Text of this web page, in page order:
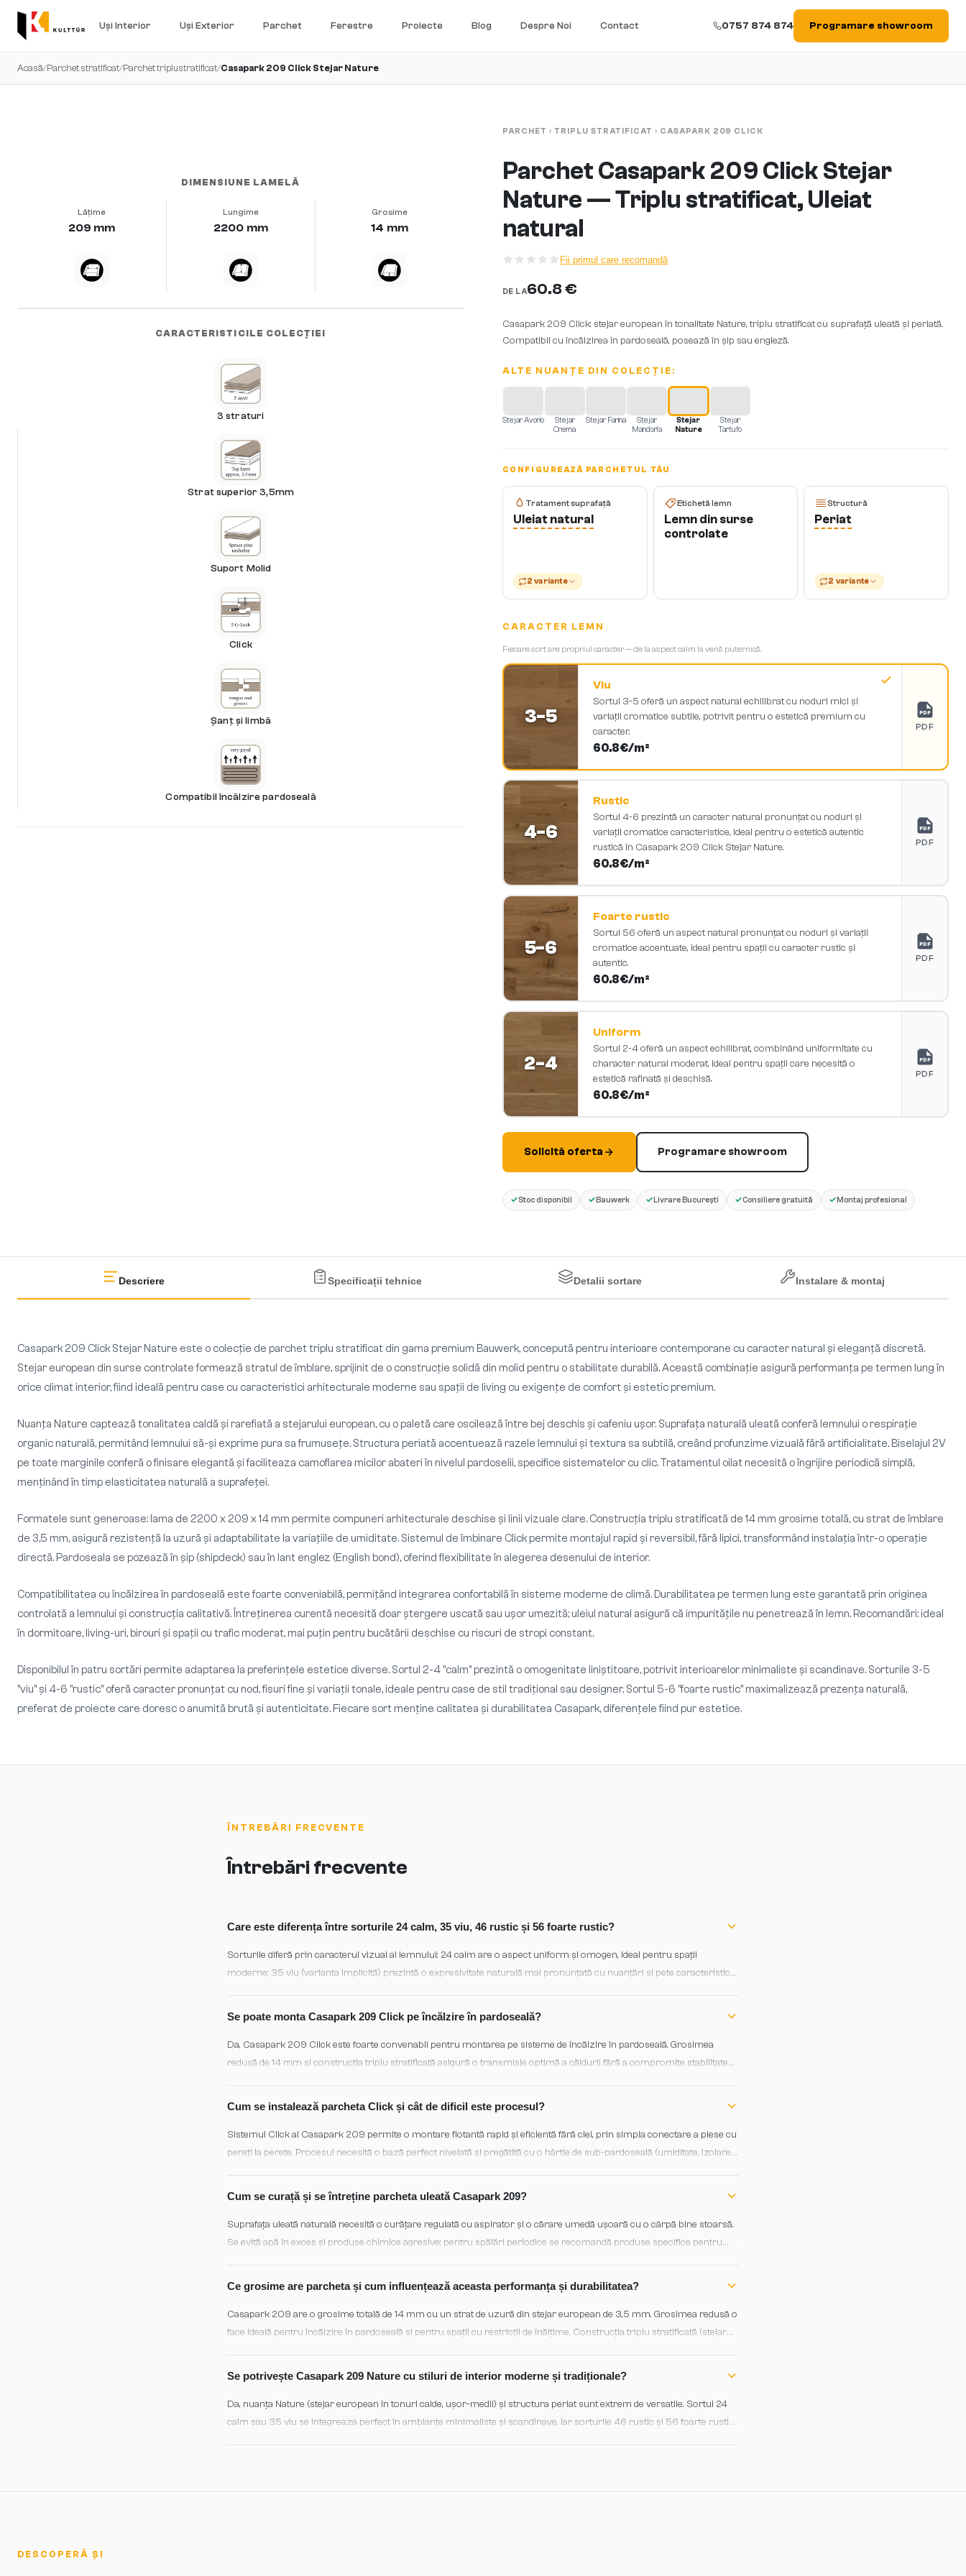
Uși Interior Uși Exterior Parchet Ferestre Proiecte Blog Despre Noi Contact 0757 874 874 Programare showroom
Acasă/Parchet stratificat/Parchet triplustratificat/Casapark 209 Click Stejar Nature
DIMENSIUNE LAMELĂ
Lățime
209 mm
Lungime
2200 mm
Grosime
14 mm
CARACTERISTICILE COLECȚIEI
3 straturi
Strat superior 3,5mm
Suport Molid
Click
Șanț și limbă
Compatibil încălzire pardoseală
PARCHET › TRIPLU STRATIFICAT › CASAPARK 209 CLICK
Parchet Casapark 209 Click Stejar
Nature — Triplu stratificat, Uleiat
natural
Fii primul care recomandă
DE LA60.8 €
Casapark 209 Click: stejar european în tonalitate Nature, triplu stratificat cu suprafață uleată și periată.
Compatibil cu încălzirea în pardoseală, posează în șip sau engleză.
ALTE NUANȚE DIN COLECȚIE:
Stejar Avorio
Stejar
Crema
Stejar Farina
Stejar
Mandorla
Stejar
Nature
Stejar
Tartufo
CONFIGUREAZĂ PARCHETUL TĂU
Tratament suprafață
Uleiat natural
2 variante
Etichetă lemn
Lemn din surse
controlate
Structură
Periat
2 variante
CARACTER LEMN
Fiecare sort are propriul caracter — de la aspect calm la venă puternică.
3-5
Viu
Sortul 3-5 oferă un aspect natural echilibrat cu noduri mici și
variații cromatice subtile, potrivit pentru o estetică premium cu
caracter.
60.8€/m²
PDF
PDF
4-6
Rustic
Sortul 4-6 prezintă un caracter natural pronunțat cu noduri și
variații cromatice caracteristice, ideal pentru o estetică autentic
rustică în Casapark 209 Click Stejar Nature.
60.8€/m²
PDF
PDF
5-6
Foarte rustic
Sortul 56 oferă un aspect natural pronunțat cu noduri și variații
cromatice accentuate, ideal pentru spații cu caracter rustic și
autentic.
60.8€/m²
PDF
PDF
2-4
Uniform
Sortul 2-4 oferă un aspect echilibrat, combinând uniformitate cu
character natural moderat. Ideal pentru spații care necesită o
estetică rafinată și deschisă.
60.8€/m²
PDF
PDF
Solicită oferta Programare showroom
✓Stoc disponibil ✓ Bauwerk ✓ Livrare București ✓Consiliere gratuită ✓ Montaj profesional
Descriere Specificații tehnice Detalii sortare Instalare & montaj
Casapark 209 Click Stejar Nature este o colecție de parchet triplu stratificat din gama premium Bauwerk, concepută pentru interioare contemporane cu caracter natural și eleganță discretă.
Stejar european din surse controlate formează stratul de îmblare, sprijinit de o construcție solidă din molid pentru o stabilitate durabilă. Această combinație asigură performanța pe termen lung în
orice climat interior, fiind ideală pentru case cu caracteristici arhitecturale moderne sau spații de living cu exigențe de comfort și estetic premium.
Nuanța Nature captează tonalitatea caldă și rarefiată a stejarului european, cu o paletă care oscilează între bej deschis și cafeniu ușor. Suprafața naturală uleată conferă lemnului o respirație
organic naturală, permitând lemnului să-și exprime pura sa frumusețe. Structura periată accentuează razele lemnului și textura sa subtilă, creând profunzime vizuală fără artificialitate. Biselajul 2V
pe toate marginile conferă o finisare elegantă și faciliteaza camoflarea micilor abateri în nivelul pardoselii, specifice sistematelor cu clic. Tratamentul oilat necesită o îngrijire periodică simplă,
menținând în timp elasticitatea naturală a suprafeței.
Formatele sunt generoase: lama de 2200 x 209 x 14 mm permite compuneri arhitecturale deschise și linii vizuale clare. Construcția triplu stratificată de 14 mm grosime totală, cu strat de îmblare
de 3,5 mm, asigură rezistență la uzură și adaptabilitate la variațiile de umiditate. Sistemul de îmbinare Click permite montajul rapid și reversibil, fără lipici, transformând instalația într-o operație
directă. Pardoseala se pozează în șip (shipdeck) sau în lant englez (English bond), oferind flexibilitate în alegerea desenului de interior.
Compatibilitatea cu încălzirea în pardoseală este foarte conveniabilă, permițând integrarea confortabilă în sisteme moderne de climă. Durabilitatea pe termen lung este garantată prin originea
controlată a lemnului și construcția calitativă. Întreținerea curentă necesită doar ștergere uscată sau ușor umezită; uleiul natural asigură că impuritățile nu penetrează în lemn. Recomandări: ideal
în dormitoare, living-uri, birouri și spații cu trafic moderat, mai puțin pentru bucătării deschise cu riscuri de stropi constant.
Disponibilul în patru sortări permite adaptarea la preferințele estetice diverse. Sortul 2-4 "calm" prezintă o omogenitate liniștitoare, potrivit interioarelor minimaliste și scandinave. Sorturile 3-5
"viu" și 4-6 "rustic" oferă caracter pronunțat cu nod, fisuri fine și variații tonale, ideale pentru case de stil tradițional sau designer. Sortul 5-6 "foarte rustic" maximalizează prezența naturală,
preferat de proiecte care doresc o anumită brută și autenticitate. Fiecare sort menține calitatea și durabilitatea Casapark, diferențele fiind pur estetice.
ÎNTREBĂRI FRECVENTE
Întrebări frecvente
Care este diferența între sorturile 24 calm, 35 viu, 46 rustic și 56 foarte rustic?
Sorturile diferă prin caracterul vizual al lemnului: 24 calm are o aspect uniform și omogen, ideal pentru spații
moderne; 35 viu (varianta implicită) prezintă o expresivitate naturală mai pronunțată cu nuanțări și pete caracteristice
accentuate, creând o ambianță rustică autentică. Alegerea depinde de preferința dvs. pentru eleganta discreție sau
Se poate monta Casapark 209 Click pe încălzire în pardoseală?
Da, Casapark 209 Click este foarte convenabil pentru montarea pe sisteme de încălzire în pardoseală. Grosimea
redusă de 14 mm și construcția triplu stratificată asigură o transmisie optimă a căldurii fără a compromite stabilitatea.
prealabilă a materialului.
Cum se instalează parcheta Click și cât de dificil este procesul?
Sistemul Click al Casapark 209 permite o montare flotantă rapid și eficientă fără clei, prin simpla conectare a piese cu
pereți la perete. Procesul necesită o bază perfect nivelată și pregătită cu o hârtie de sub-pardoseală (umiditate, izolare).
complete. Modelul Shipdeck/English permite poziționarea în straturi alternante pentru aspectul clasic.
Cum se curață și se întreține parcheta uleată Casapark 209?
Suprafața uleată naturală necesită o curățare regulată cu aspirator și o cărare umedă ușoară cu o cârpă bine stoarsă.
Se evită apă în exces și produse chimice agresive; pentru spălări periodice se recomandă produse specifice pentru
de întreținere Bauwerk pentru a revigora aspectul și a reînnoi protecția.
Ce grosime are parcheta și cum influențează aceasta performanța și durabilitatea?
Casapark 209 are o grosime totală de 14 mm cu un strat de uzură din stejar european de 3,5 mm. Grosimea redusă o
face ideală pentru încălzire în pardoseală și pentru spații cu restricții de înălțime. Construcția triplu stratificată (stejar
Se potrivește Casapark 209 Nature cu stiluri de interior moderne și tradiționale?
Da, nuanța Nature (stejar european în tonuri calde, ușor-medii) și structura periat sunt extrem de versatile. Sortul 24
calm sau 35 viu se integreaza perfect în ambianțe minimaliste și scandinave, iar sorturile 46 rustic și 56 foarte rustic
DESCOPERĂ ȘI